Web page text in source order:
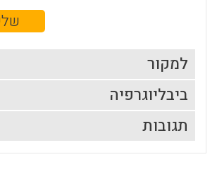
למקור
ביבליוגרפיה
תגובות